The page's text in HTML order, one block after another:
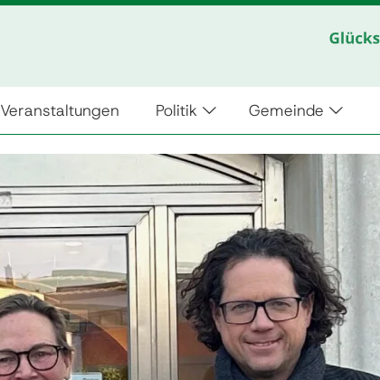
Veranstaltungen Politik Gemeinde